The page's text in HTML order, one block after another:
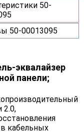
50-
50-00013095
эквалайзер
панели;
2.0,
кабельных